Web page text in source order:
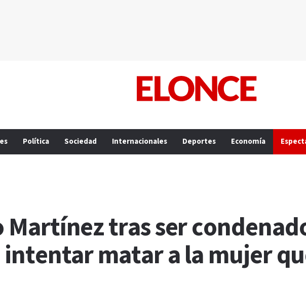
Política Sociedad Internacionales Deportes Economía
Martínez tras ser
intentar matar a la mujer